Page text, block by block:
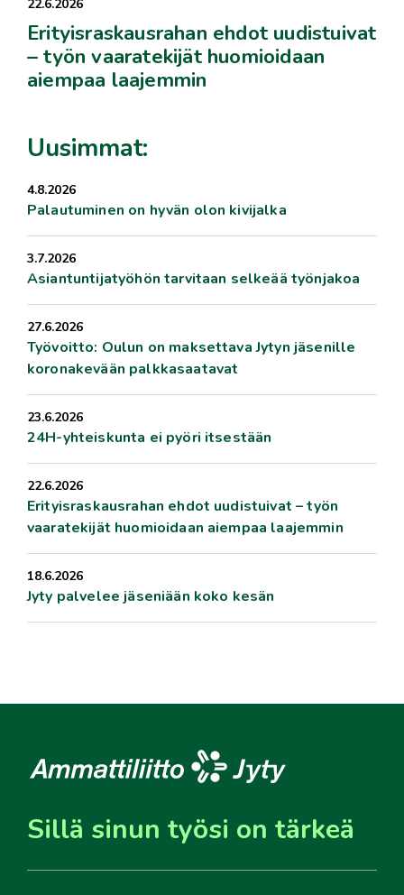
22.6.2026
Erityisraskausrahan ehdot uudistuivat
– työn vaaratekijät huomioidaan
aiempaa laajemmin
Uusimmat:
4.8.2026
Palautuminen on hyvän olon kivijalka
3.7.2026
Asiantuntijatyöhön tarvitaan selkeää työnjakoa
27.6.2026
Työvoitto: Oulun on maksettava Jytyn jäsenille
koronakevään palkkasaatavat
23.6.2026
24H-yhteiskunta ei pyöri itsestään
22.6.2026
Erityisraskausrahan ehdot uudistuivat – työn
vaaratekijät huomioidaan aiempaa laajemmin
18.6.2026
Jyty palvelee jäseniään koko kesän
Sillä sinun työsi on tärkeä